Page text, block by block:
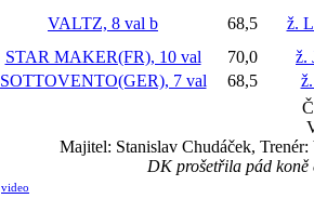
VALTZ, 8 val b 68,5
ž.
STAR MAKER(FR), 10 val 70,0
ž.
SOTTOVENTO(GER), 7 val 68,5
Majitel: Stanislav Chudáček,
DK prošetřila pád koně
video